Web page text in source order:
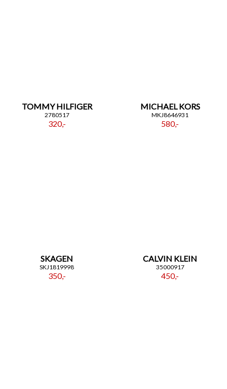
TOMMY HILFIGER
2780517
320,-
MICHAEL KORS
MKJ8646931
580,-
SKAGEN
SKJ1819998
350,-
CALVIN KLEIN
35000917
450,-